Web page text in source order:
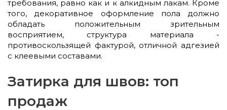
требования, равно как и к алкидным лакам. Кроме
того, декоративное оформление пола должно
обладать положительным зрительным
восприятием, структура материала -
противоскользящей фактурой, отличной адгезией
с клеевыми составами.
Затирка для швов: топ
продаж